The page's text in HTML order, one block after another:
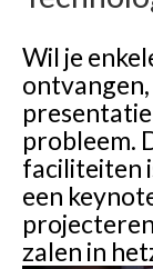
Wil je
probleem.
faciliteiten
een
zalen in